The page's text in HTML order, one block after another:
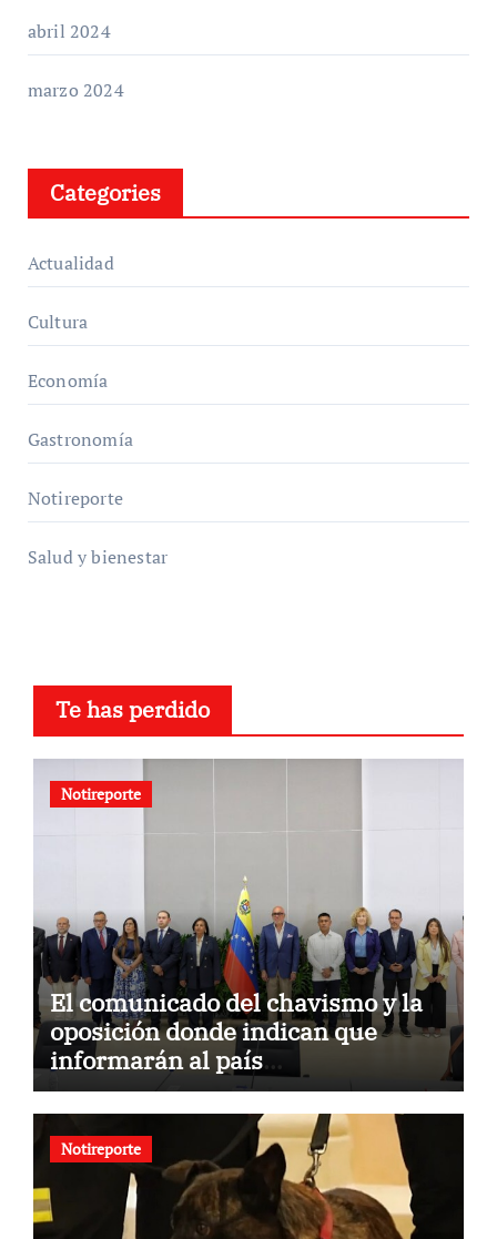
abril 2024
marzo 2024
Categories
Actualidad
Cultura
Economía
Gastronomía
Notireporte
Salud y bienestar
Te has perdido
Notireporte
El comunicado del chavismo y la
oposición donde indican que
informarán al país
oportunamente sobre los avances
alcanzado
Notireporte